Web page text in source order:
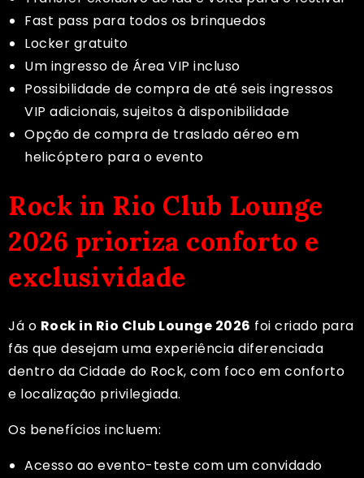
Fast pass para todos os brinquedos
Locker gratuito
Um ingresso de Área VIP incluso
Possibilidade de compra de até seis ingressos
VIP adicionais, sujeitos à disponibilidade
Opção de compra de traslado aéreo em
helicóptero para o evento
Rock in Rio Club Lounge
2026 prioriza conforto e
exclusividade
Já o Rock in Rio Club Lounge 2026 foi criado para
fãs que desejam uma experiência diferenciada
dentro da Cidade do Rock, com foco em conforto
e localização privilegiada.
Os benefícios incluem:
Acesso ao evento-teste com um convidado